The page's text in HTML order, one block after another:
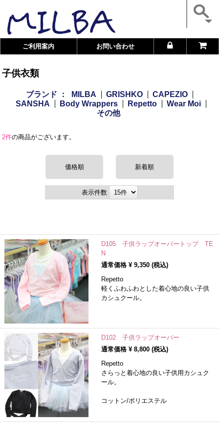
ご利用案内 お問い合わせ
子供衣類
ブランド ： MILBA GRISHKO
CAPEZIO
SANSHA
Body Wrappers Repetto
Wear Moi
その他
2件の商品がございます。
価格順 新着順
表示件数
D105 子供ラップオーバートップ TE
N
通常価格 ¥ 9,350(税込)
Repetto
軽くふわふわとした着心地の良い子供
カシュクール。
D102 子供ラップオーバー
通常価格 ¥ 8,800(税込)
Repetto
さらっと着心地の良い子供用カシュク
ール。
コットン/ポリエステル